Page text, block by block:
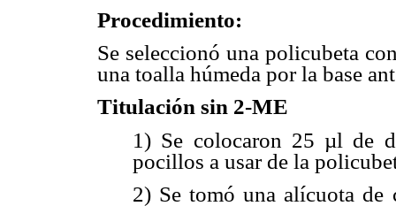
Procedimiento:
Se seleccionó una policubeta
una toalla húmeda por la base
Titulación sin 2-ME
1) Se colocaron 25 µl de
pocillos a usar de la
2) Se tomó una alícuota de